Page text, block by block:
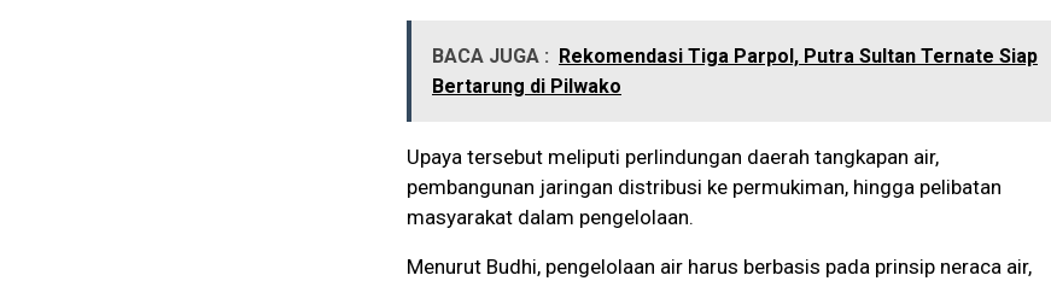
BACA JUGA : Rekomendasi Tiga Parpol, Putra Sultan Ternate Siap
Bertarung di Pilwako
Upaya tersebut meliputi perlindungan daerah tangkapan air,
pembangunan jaringan distribusi ke permukiman, hingga pelibatan
masyarakat dalam pengelolaan.
Menurut Budhi, pengelolaan air harus berbasis pada prinsip neraca air,